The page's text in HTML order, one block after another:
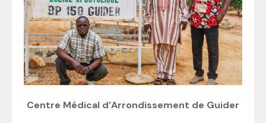
Centre Médical d’Arrondissement de Guider